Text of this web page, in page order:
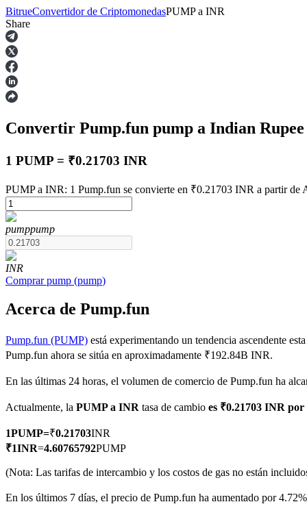
Futuros
Futuros que utilizan USDT como garantía
TradFi
Derivados de acciones, divisas, metales preciosos y materias
BitrueConvertidor de CriptomonedasPUMP a INR
Share
Convertir Pump.fun pump a Indian Rupee
1 PUMP = ₹0.21703 INR
PUMP a INR: 1 Pump.fun se convierte en ₹0.21703 INR a partir de
pumppump
INR
Comprar pump (pump)
Acerca de Pump.fun
Pump.fun (PUMP) está experimentando un tendencia ascendente
Pump.fun ahora se sitúa en aproximadamente ₹192.84B INR.
En las últimas 24 horas, el volumen de comercio de Pump.fun ha
Actualmente, la PUMP a INR tasa de cambio es ₹0.21703 INR
1PUMP=₹0.21703INR
₹1INR=4.60765792PUMP
(Nota: Las tarifas de intercambio y los costos de gas no están
En los últimos 7 días, el precio de Pump.fun ha aumentado por